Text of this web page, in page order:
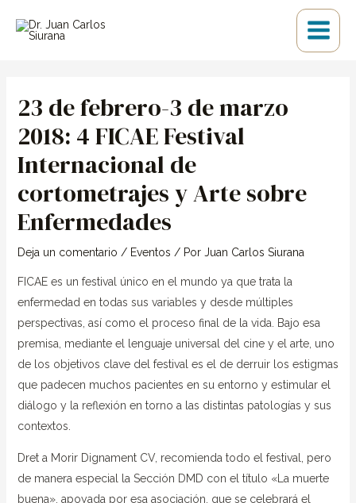
Main
Menu
23 de febrero-3 de marzo
2018: 4 FICAE Festival
Internacional de
cortometrajes y Arte sobre
Enfermedades
Deja un comentario / Eventos / Por Juan Carlos Siurana
FICAE es un festival único en el mundo ya que trata la
enfermedad en todas sus variables y desde múltiples
perspectivas, así como el proceso final de la vida. Bajo esa
premisa, mediante el lenguaje universal del cine y el arte, uno
de los objetivos clave del festival es el de derruir los estigmas
que padecen muchos pacientes en su entorno y estimular el
diálogo y la reflexión en torno a las distintas patologías y sus
contextos.
Dret a Morir Dignament CV, recomienda todo el festival, pero
de manera especial la Sección DMD con el título «La muerte
buena», apoyada por esa asociación, que se celebrará el
entradas